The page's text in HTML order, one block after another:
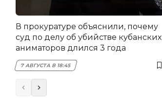
В прокуратуре объяснили, почему
суд по делу об убийстве кубанских
аниматоров длился 3 года
7 АВГУСТА В 18:45